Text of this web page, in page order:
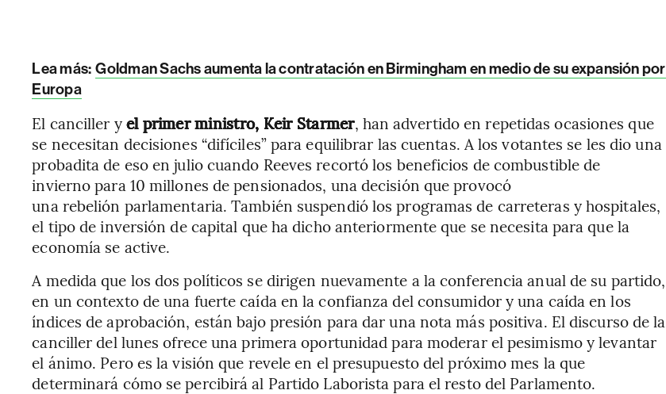
Lea más: Goldman Sachs aumenta la contratación en Birmingham en medio de su expansión por
Europa
El canciller yel primer ministro, Keir Starmer, han advertido en repetidas ocasiones que
se necesitan decisiones “difíciles” para equilibrar las cuentas. A los votantes se les dio una
probadita de eso en julio cuando Reeves recortó los beneficios de combustible de
invierno para 10 millones de pensionados, una decisión que provocó
una rebelión parlamentaria. También suspendió los programas de carreteras y hospitales,
el tipo de inversión de capital que ha dicho anteriormente que se necesita para que la
economía se active.
A medida que los dos políticos se dirigen nuevamente a la conferencia anual de su partido,
en un contexto de una fuerte caída en la confianza del consumidor y una caída en los
índices de aprobación, están bajo presión para dar una nota más positiva. El discurso de la
canciller del lunes ofrece una primera oportunidad para moderar el pesimismo y levantar
el ánimo. Pero es la visión que revele en el presupuesto del próximo mes la que
determinará cómo se percibirá al Partido Laborista para el resto del Parlamento.